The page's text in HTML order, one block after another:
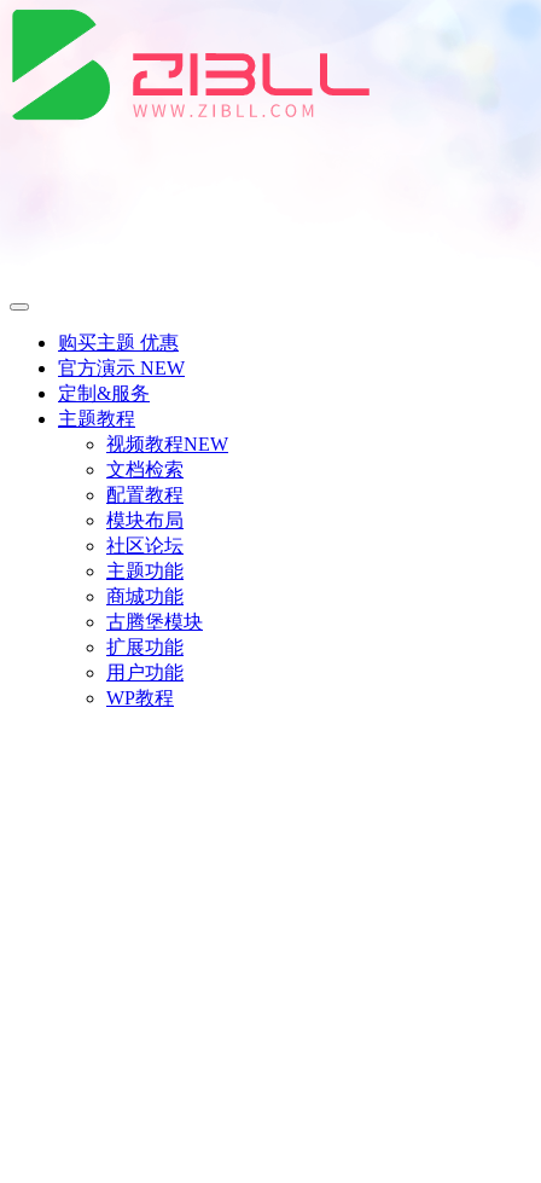
购买主题 优惠
官方演示 NEW
定制&服务
主题教程
视频教程NEW
文档检索
配置教程
模块布局
社区论坛
主题功能
商城功能
古腾堡模块
扩展功能
用户功能
WP教程